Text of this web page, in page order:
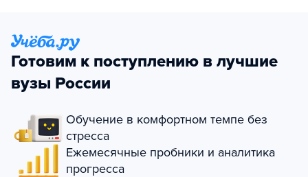
Готовим к поступлению в лучшие
вузы России
Обучение в комфортном темпе без
стресса
Ежемесячные пробники и аналитика
прогресса